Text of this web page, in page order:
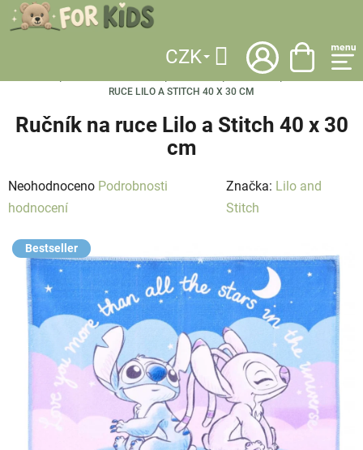
Přejít
na
CZK
Hledat
DĚTSKÉ DOPLŇKY DO DOMÁCNOSTI
BYTOVÝ
NA RUCE
RUCE LILO A STITCH 40 X 30 CM
Ručník na ruce Lilo a Stitch 40 x 30
cm
Průměrné
hodnocení
je
Neohodnoceno Podrobnosti
hodnocení
Značka: Lilo and
Stitch
Bestseller